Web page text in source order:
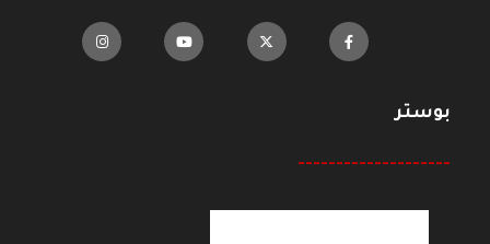
بوستر
--------------------